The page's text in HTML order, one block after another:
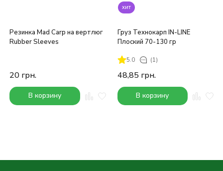
Резинка Mad Carp на вертлюг
Rubber Sleeves
20 грн.
В корзину
хит
Груз Технокарп IN-LINE
Плоский 70-130 гр
5.0 (1)
48,85 грн.
В корзину